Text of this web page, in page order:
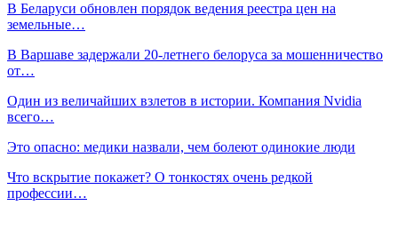
В Беларуси обновлен порядок ведения реестра цен на
земельные…
В Варшаве задержали 20-летнего белоруса за мошенничество
от…
Один из величайших взлетов в истории. Компания Nvidia
всего…
Это опасно: медики назвали, чем болеют одинокие люди
Что вскрытие покажет? О тонкостях очень редкой
профессии…